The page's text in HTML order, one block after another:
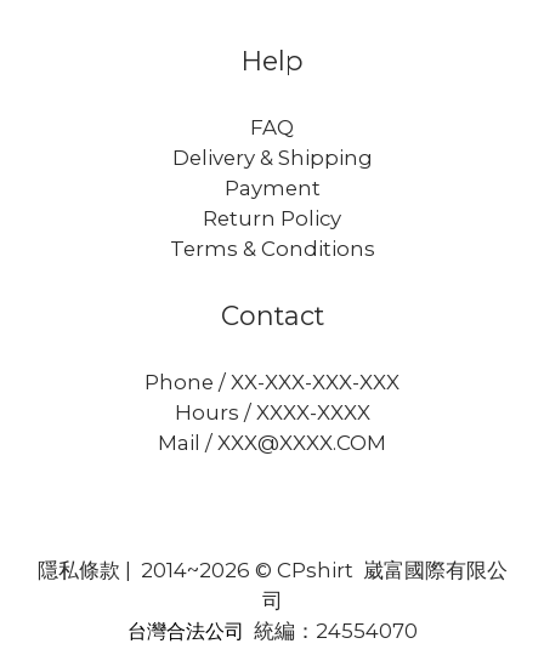
Help
FAQ
Delivery & Shipping
Payment
Return Policy
Terms & Conditions
Contact
Phone / XX-XXX-XXX-XXX
Hours / XXXX-XXXX
Mail / XXX@XXXX.COM
隱私條款 | 2014~2026 © CPshirt 崴富國際有限公
司
台灣合法公司 統編：24554070